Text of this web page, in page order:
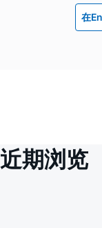
在
近期浏览